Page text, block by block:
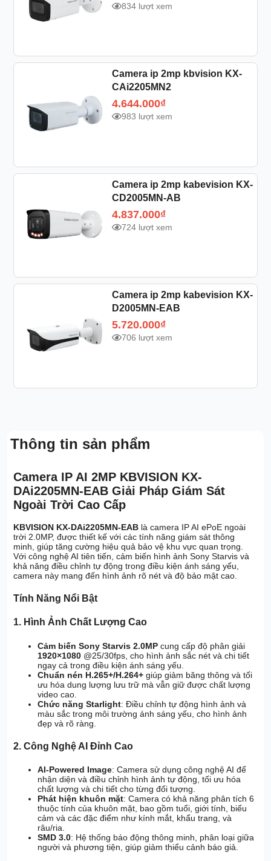
Thông tin sản phẩm
Camera IP AI 2MP KBVISION KX-
DAi2205MN-EAB Giải Pháp Giám Sát
Ngoài Trời Cao Cấp
KBVISION KX-DAi2205MN-EAB là camera IP AI ePoE ngoài
trời 2.0MP, được thiết kế với các tính năng giám sát thông
minh, giúp tăng cường hiệu quả bảo vệ khu vực quan trọng.
Với công nghệ AI tiên tiến, cảm biến hình ảnh Sony Starvis và
khả năng điều chỉnh tự động trong điều kiện ánh sáng yếu,
camera này mang đến hình ảnh rõ nét và độ bảo mật cao.
Tính Năng Nổi Bật
1. Hình Ảnh Chất Lượng Cao
Cảm biến Sony Starvis 2.0MP cung cấp độ phân giải
1920×1080 @25/30fps, cho hình ảnh sắc nét và chi tiết
ngay cả trong điều kiện ánh sáng yếu.
Chuẩn nén H.265+/H.264+ giúp giảm băng thông và tối
ưu hóa dung lượng lưu trữ mà vẫn giữ được chất lượng
video cao.
Chức năng Starlight: Điều chỉnh tự động hình ảnh và
màu sắc trong môi trường ánh sáng yếu, cho hình ảnh
đẹp và rõ ràng.
2. Công Nghệ AI Đỉnh Cao
AI-Powered Image: Camera sử dụng công nghệ AI để
nhận diện và điều chỉnh hình ảnh tự động, tối ưu hóa
chất lượng và chi tiết cho từng đối tượng.
Phát hiện khuôn mặt: Camera có khả năng phân tích 6
thuộc tính của khuôn mặt, bao gồm tuổi, giới tính, biểu
cảm và các đặc điểm như kính mắt, khẩu trang, và
râu/ria.
SMD 3.0: Hệ thống báo động thông minh, phân loại giữa
người và phương tiện, giúp giảm thiểu cảnh báo giả.
834 lượt xem
Camera ip 2mp kbvision KX-
CAi2205MN2
4.644.000₫
983 lượt xem
Camera ip 2mp kabevision KX-
CD2005MN-AB
4.837.000₫
724 lượt xem
Camera ip 2mp kabevision KX-
D2005MN-EAB
5.720.000₫
706 lượt xem